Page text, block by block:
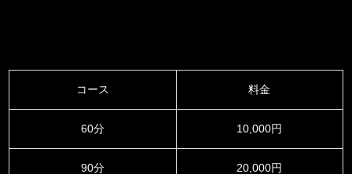
コース
60分
90分
料金
10,000円
20,000円